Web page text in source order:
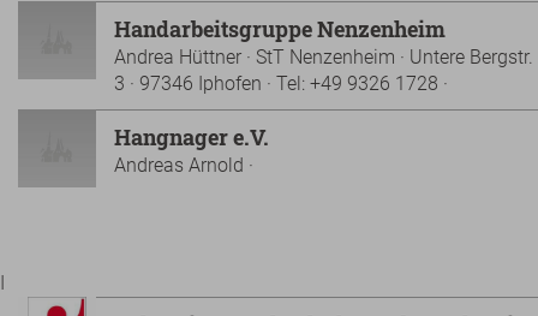
Handarbeitsgruppe Nenzenheim
Andrea Hüttner · StT Nenzenheim · Untere Bergstr.
3 · 97346 Iphofen · Tel: +49 9326 1728 ·
Hangnager e.V.
Andreas Arnold ·
I